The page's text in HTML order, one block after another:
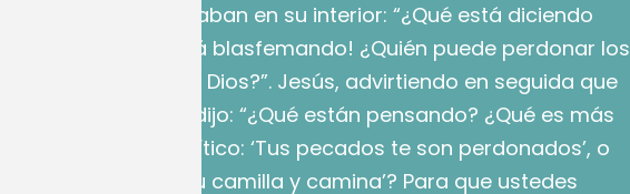
sentados allí pensaban en su interior: “¿Qué está diciendo
este hombre? ¡Está blasfemando! ¿Quién puede perdonar los
pecados, sino sólo Dios?”. Jesús, advirtiendo en seguida que
pensaban así, les dijo: “¿Qué están pensando? ¿Qué es más
fácil, decir al paralítico: ‘Tus pecados te son perdonados’, o
‘Levántate, toma tu camilla y camina’? Para que ustedes